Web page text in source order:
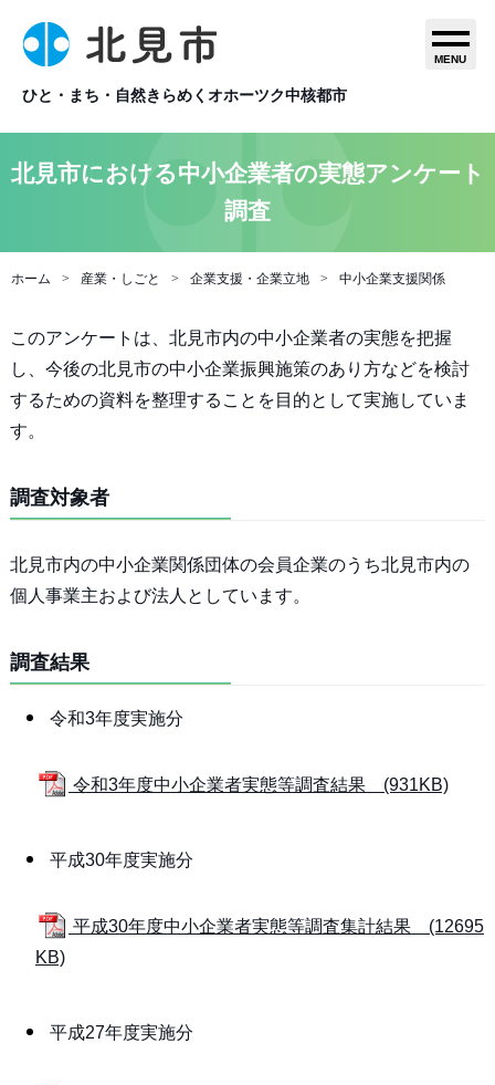
ひと・まち・自然きらめくオホーツク中核都市
MENU
北見市における中小企業者の実態アンケート
調査
ホーム 産業・しごと 企業支援・企業立地 中小企業支援関係
このアンケートは、北見市内の中小企業者の実態を把握
し、今後の北見市の中小企業振興施策のあり方などを検討
するための資料を整理することを目的として実施していま
す。
調査対象者
北見市内の中小企業関係団体の会員企業のうち北見市内の
個人事業主および法人としています。
調査結果
令和3年度実施分
令和3年度中小企業者実態等調査結果 (931KB)
平成30年度実施分
平成30年度中小企業者実態等調査集計結果 (12695
KB)
平成27年度実施分